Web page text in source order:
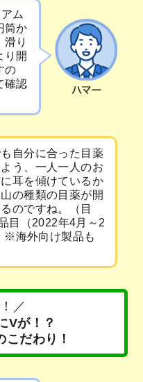
ム
筒か
り
り開
の
確認
自分に合った目薬
う、一人一人のお
耳を傾けているか
の種類の目薬が開
のですね。（目
目（2022年4月～2
※海外向け製品も
／
Vが！？
こだわり！